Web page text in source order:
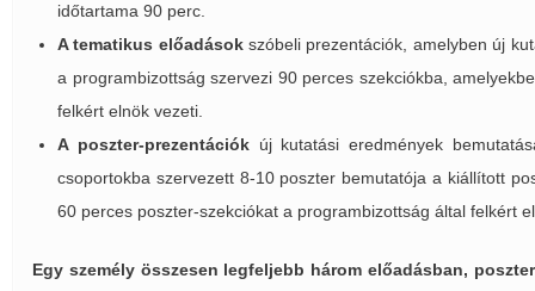
időtartama 90 perc.
A tematikus előadásokszóbeli prezentációk, amelyben új
a programbizottság szervezi 90 perces szekciókba,
felkért elnök vezeti.
A poszter-prezentációk új kutatási eredmények
csoportokba szervezett 8-10 poszter bemutatója a kiállított
60 perces poszter-szekciókat a programbizottság által felkért
Egy személy összesen legfeljebb három előadásban,